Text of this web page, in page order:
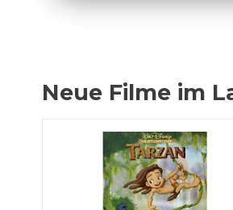
Neue Filme im